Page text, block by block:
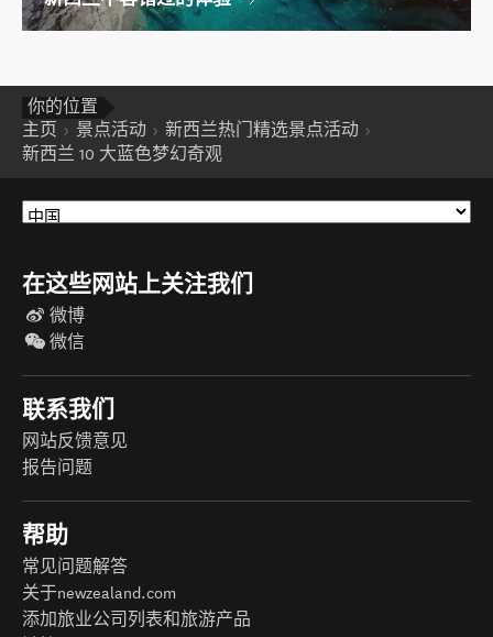
你的位置
主页
景点活动
新西兰热门精选景点活动
新西兰 10 大蓝色梦幻奇观
在这些网站上关注我们
微博
微信
联系我们
网站反馈意见
报告问题
帮助
常见问题解答
关于newzealand.com
添加旅业公司列表和旅游产品